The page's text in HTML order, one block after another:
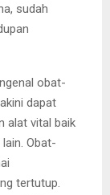
sudah
obat-
dapat
alat vital baik
Obat-
tertutup.